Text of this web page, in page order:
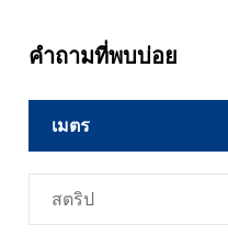
คำถามที่พบบ่อย
เมตร
สตริป